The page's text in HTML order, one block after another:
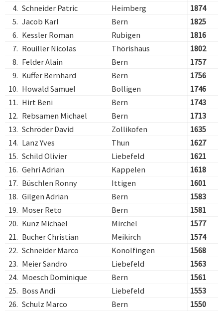
4. Schneider Patric Heimberg
1874
5. Jacob Karl Bern
1825
6. Kessler Roman Rubigen
1816
7. Rouiller Nicolas Thörishaus
1802
8. Felder Alain Bern
1757
9. Küffer Bernhard Bern
1756
10. Howald Samuel Bolligen
1746
11. Hirt Beni Bern
1743
12. Rebsamen Michael Bern
1713
13. Schröder David Zollikofen
1635
14. Lanz Yves Thun
1627
15. Schild Olivier Liebefeld
1621
16. Gehri Adrian Kappelen
1618
17. Büschlen Ronny Ittigen
1601
18. Gilgen Adrian Bern
1583
19. Moser Reto Bern
1581
20. Kunz Michael Mirchel
1577
21. Bucher Christian Meikirch
1574
22. Schneider Marco Konolfingen
1568
23. Meier Sandro Liebefeld
1563
24. Moesch Dominique Bern
1561
25. Boss Andi Liebefeld
1553
26. Schulz Marco Bern
1550